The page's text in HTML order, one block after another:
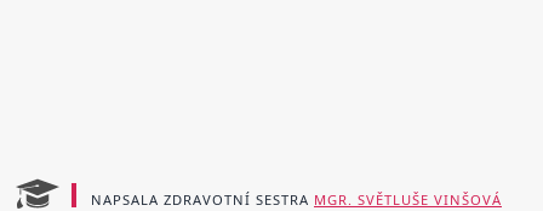
NAPSALA ZDRAVOTNÍ SESTRA MGR. SVĚTLUŠE VINŠOVÁ